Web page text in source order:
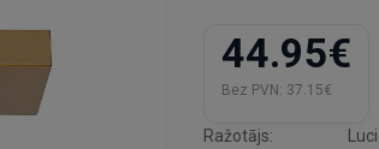
44.95€
Bez PVN: 37.15€
Ražotājs: